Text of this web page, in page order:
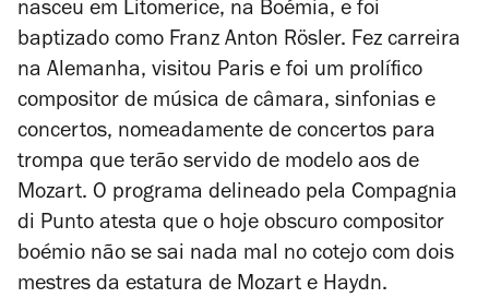
nasceu em Litomerice, na Boémia, e foi
baptizado como Franz Anton Rösler. Fez carreira
na Alemanha, visitou Paris e foi um prolífico
compositor de música de câmara, sinfonias e
concertos, nomeadamente de concertos para
trompa que terão servido de modelo aos de
Mozart. O programa delineado pela Compagnia
di Punto atesta que o hoje obscuro compositor
boémio não se sai nada mal no cotejo com dois
mestres da estatura de Mozart e Haydn.